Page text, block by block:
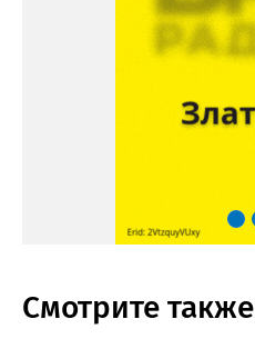
Смотрите также